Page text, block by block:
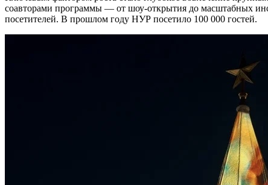
соавторами программы — от шоу-открытия до масштабных
посетителей. В прошлом году НУР посетило 100 000 гостей.